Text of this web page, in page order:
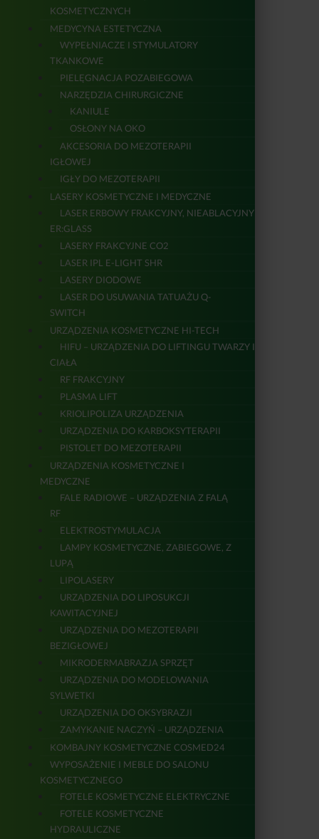
KOSMETYCZNYCH
MEDYCYNA ESTETYCZNA
WYPEŁNIACZE I STYMULATORY
TKANKOWE
PIELĘGNACJA POZABIEGOWA
NARZĘDZIA CHIRURGICZNE
KANIULE
OSŁONY NA OKO
AKCESORIA DO MEZOTERAPII
IGŁOWEJ
IGŁY DO MEZOTERAPII
LASERY KOSMETYCZNE I MEDYCZNE
LASER ERBOWY FRAKCYJNY, NIEABLACYJNY
ER:GLASS
LASERY FRAKCYJNE CO2
LASER IPL E-LIGHT SHR
LASERY DIODOWE
LASER DO USUWANIA TATUAŻU Q-
SWITCH
URZĄDZENIA KOSMETYCZNE HI-TECH
HIFU – URZĄDZENIA DO LIFTINGU TWARZY I
CIAŁA
RF FRAKCYJNY
PLASMA LIFT
KRIOLIPOLIZA URZĄDZENIA
URZĄDZENIA DO KARBOKSYTERAPII
PISTOLET DO MEZOTERAPII
URZĄDZENIA KOSMETYCZNE I
MEDYCZNE
FALE RADIOWE – URZĄDZENIA Z FALĄ
RF
ELEKTROSTYMULACJA
LAMPY KOSMETYCZNE, ZABIEGOWE, Z
LUPĄ
LIPOLASERY
URZĄDZENIA DO LIPOSUKCJI
KAWITACYJNEJ
URZĄDZENIA DO MEZOTERAPII
BEZIGŁOWEJ
MIKRODERMABRAZJA SPRZĘT
URZĄDZENIA DO MODELOWANIA
SYLWETKI
URZĄDZENIA DO OKSYBRAZJI
ZAMYKANIE NACZYŃ – URZĄDZENIA
KOMBAJNY KOSMETYCZNE COSMED24
WYPOSAŻENIE I MEBLE DO SALONU
KOSMETYCZNEGO
FOTELE KOSMETYCZNE ELEKTRYCZNE
FOTELE KOSMETYCZNE
HYDRAULICZNE